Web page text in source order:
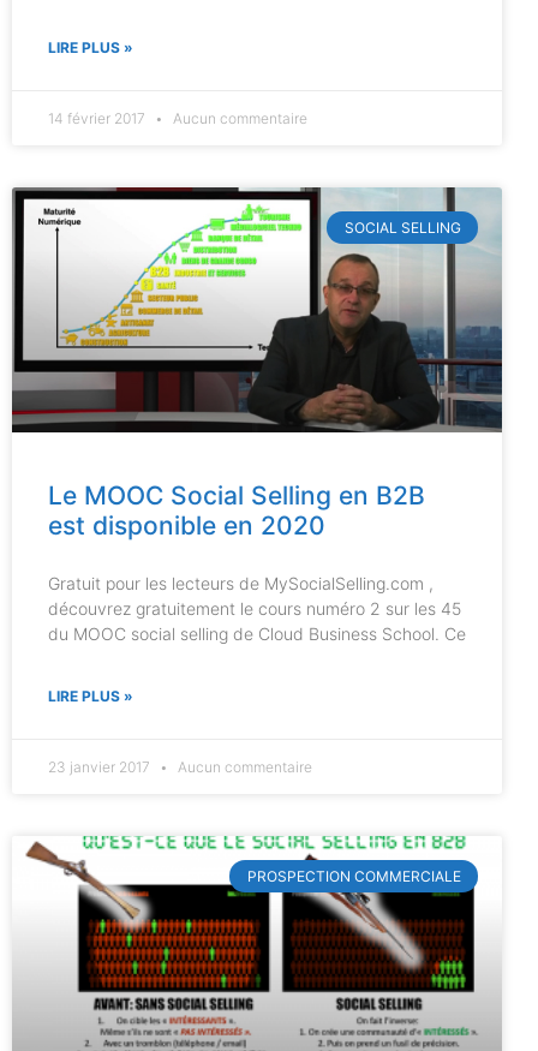
LIRE PLUS »
14 février 2017 Aucun commentaire
SOCIAL SELLING
Le MOOC Social Selling en B2B
est disponible en 2020
Gratuit pour les lecteurs de MySocialSelling.com ,
découvrez gratuitement le cours numéro 2 sur les 45
du MOOC social selling de Cloud Business School. Ce
LIRE PLUS »
23 janvier 2017 Aucun commentaire
PROSPECTION COMMERCIALE